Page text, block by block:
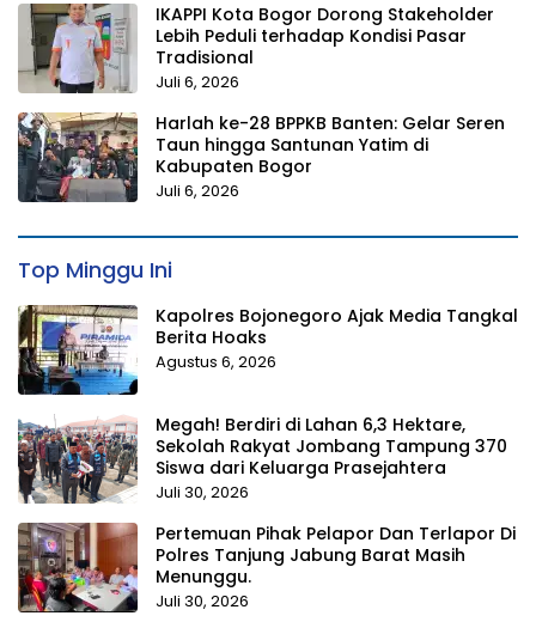
IKAPPI Kota Bogor Dorong Stakeholder
Lebih Peduli terhadap Kondisi Pasar
Tradisional
Juli 6, 2026
Harlah ke-28 BPPKB Banten: Gelar Seren
Taun hingga Santunan Yatim di
Kabupaten Bogor
Juli 6, 2026
Top Minggu Ini
Kapolres Bojonegoro Ajak Media Tangkal
Berita Hoaks
Agustus 6, 2026
Megah! Berdiri di Lahan 6,3 Hektare,
Sekolah Rakyat Jombang Tampung 370
Siswa dari Keluarga Prasejahtera
Juli 30, 2026
Pertemuan Pihak Pelapor Dan Terlapor Di
Polres Tanjung Jabung Barat Masih
Menunggu.
Juli 30, 2026